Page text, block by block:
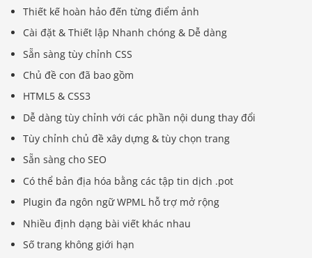
Thiết kế hoàn hảo đến từng điểm ảnh
Cài đặt & Thiết lập Nhanh chóng & Dễ dàng
Sẵn sàng tùy chỉnh CSS
Chủ đề con đã bao gồm
HTML5 & CSS3
Dễ dàng tùy chỉnh với các phần nội dung thay đổi
Tùy chỉnh chủ đề xây dựng & tùy chọn trang
Sẵn sàng cho SEO
Có thể bản địa hóa bằng các tập tin dịch .pot
Plugin đa ngôn ngữ WPML hỗ trợ mở rộng
Nhiều định dạng bài viết khác nhau
Số trang không giới hạn